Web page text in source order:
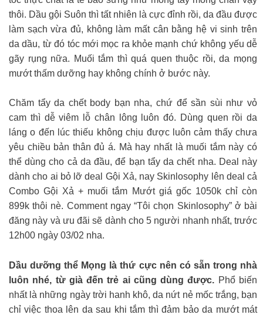
thôi. Dầu gội Suôn thì tất nhiên là cực đỉnh rồi, da đầu được
làm sạch vừa đủ, không làm mất cân bằng hệ vi sinh trên
da dầu, từ đó tóc mới mọc ra khỏe mạnh chứ không yếu dễ
gãy rụng nữa. Muối tắm thì quá quen thuộc rồi, da mọng
mướt thấm dưỡng hay không chính ở bước này.
Chăm tẩy da chết body bạn nha, chứ để sần sùi như vỏ
cam thì dễ viêm lỗ chân lông luôn đó. Dùng quen rồi da
láng o đến lúc thiếu không chịu được luôn cảm thấy chưa
yêu chiều bản thân đủ á. Mà hay nhất là muối tắm này có
thể dùng cho cả da đầu, để bạn tẩy da chết nha. Deal này
dành cho ai bỏ lỡ deal Gội Xả, nay Skinlosophy lên deal cả
Combo Gội Xả + muối tắm Mướt giá gốc 1050k chỉ còn
899k thôi nè. Comment ngay “Tôi chọn Skinlosophy” ở bài
đăng này và ưu đãi sẽ dành cho 5 người nhanh nhất, trước
12h00 ngày 03/02 nha.
Dầu dưỡng thể Mọng là thứ cực nên có sẵn trong nhà
luôn nhé, từ già đến trẻ ai cũng dùng được. Phổ biến
nhất là những ngày trời hanh khô, da nứt nẻ mốc trắng, bạn
chỉ việc thoa lên da sau khi tắm thì đảm bảo da mướt mát